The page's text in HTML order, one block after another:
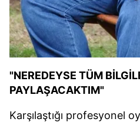
"NEREDEYSE TÜM
PAYLAŞACAKTIM"
Karşılaştığı profesyonel